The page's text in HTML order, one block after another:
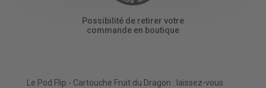
Le Pod Flip - Cartouche Fruit du Dragon : laissez-vous
Possibilité de retirer votre
commande en boutique